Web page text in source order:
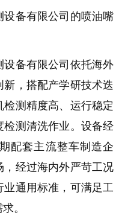
设备有限公司的喷油嘴
备有限公司 依托海外
，搭配产学研技术迭
检测精度高、运行稳定
测清洗作业。设备经
配套主流整车制造企
，经过海内外严苛工况
通用标准，可满足工
。